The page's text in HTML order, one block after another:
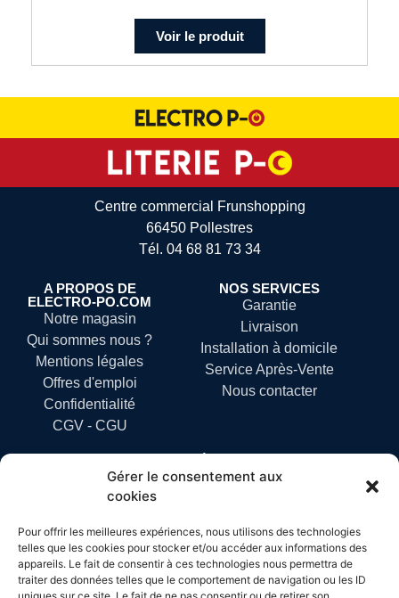
Gérer le consentement aux
cookies
Pour offrir les meilleures expériences, nous utilisons des technologies
telles que les cookies pour stocker et/ou accéder aux informations des
appareils. Le fait de consentir à ces technologies nous permettra de
traiter des données telles que le comportement de navigation ou les ID
Voir le produit
Centre commercial Frunshopping
66450 Pollestres
Tél. 04 68 81 73 34
A PROPOS DE
ELECTRO-PO.COM
Notre magasin
Qui sommes nous ?
Mentions légales
Offres d'emploi
Confidentialité
CGV - CGU
NOS SERVICES
Garantie
Livraison
Installation à domicile
Service Après-Vente
Nous contacter
LAVAGE ET SÉCHAGE
CUISSON
FROID
TV